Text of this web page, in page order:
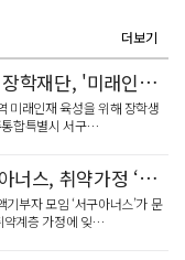
더보기
전남광주특별시 서구 장학재단, '미래인재' 장학생 모집
미래인재 육성을 위해 장학생
통합특별시 서구…
전남광주특별시 서구아너스, 취약가정 ‘여름아 놀자! 별빛가족캠프’
부자 모임 ‘서구아너스’가 문
약계층 가정에 잊…